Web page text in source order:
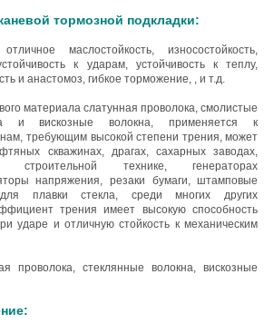
тормозной подкладки:
маслостойкость, износостойкость,
к ударам, устойчивость к теплу,
и анастомоз, гибкое торможение, , и т.д.
материала слатунная проволока, смолистые
и вискозные волокна, применяется к
требующим высокой степени трения, может
скважинах, драгах, сахарных заводах,
строительной технике, генераторах
напряжения, резаки бумаги, штамповые
плавки стекла, среди многих других
трения имеет высокую способность
ударе и отличную стойкость к механическим
проволока, стеклянные волокна, вискозные